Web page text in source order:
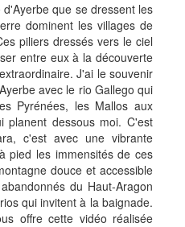
que se dressent les
dominent les villages de
piliers dressés vers le ciel
entre eux à la découverte
J'ai le souvenir
avec le rio Gallego qui
Pyrénées, les Mallos aux
planent dessous moi. C'est
c'est avec une vibrante
pied les immensités de ces
douce et accessible
du Haut-Aragon
qui invitent à la baignade.
offre cette vidéo réalisée